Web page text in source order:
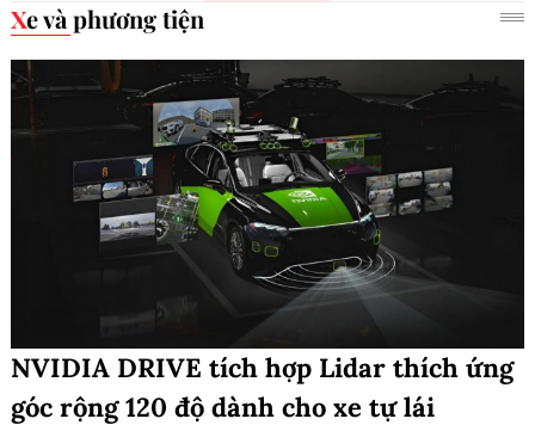
Xe và phương tiện
NVIDIA DRIVE tích hợp Lidar thích ứng
góc rộng 120 độ dành cho xe tự lái